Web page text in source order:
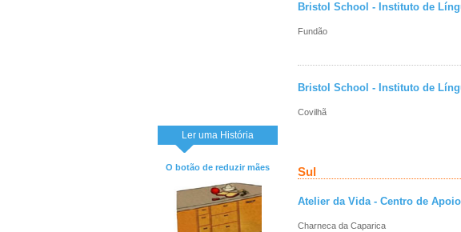
Ler uma História
O botão de reduzir mães
Bristol School - Instituto de
Fundão
Bristol School - Instituto de
Covilhã
Sul
Atelier da Vida - Centro de
Charneca da Caparica